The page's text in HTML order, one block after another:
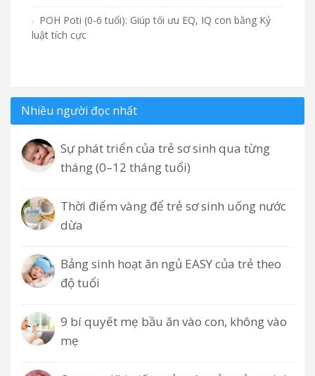
POH Poti (0-6 tuổi): Giúp tối ưu EQ, IQ con bằng Kỷ
luật tích cực
Nhiều người đọc nhất
Sự phát triển của trẻ sơ sinh qua từng
tháng (0–12 tháng tuổi)
Thời điểm vàng để trẻ sơ sinh uống nước
dừa
Bảng sinh hoạt ăn ngủ EASY của trẻ theo
độ tuổi
9 bí quyết mẹ bầu ăn vào con, không vào
mẹ